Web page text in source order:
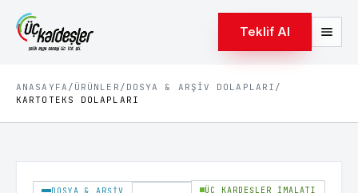
Teklif Al
ANASAYFA / ÜRÜNLER / DOSYA & ARŞIV DOLAPLARI /
KARTOTEKS DOLAPLARI
DOSYA & ARŞIV ÜÇ KARDEŞLER İMALATI